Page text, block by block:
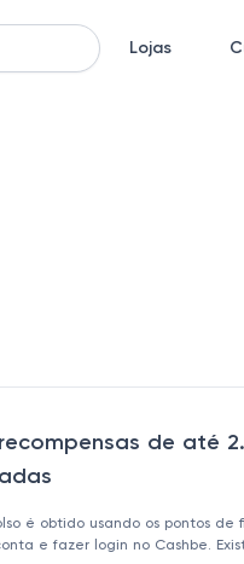
Lojas
de até
é obtido usando os pontos
e fazer login no Cashbe.